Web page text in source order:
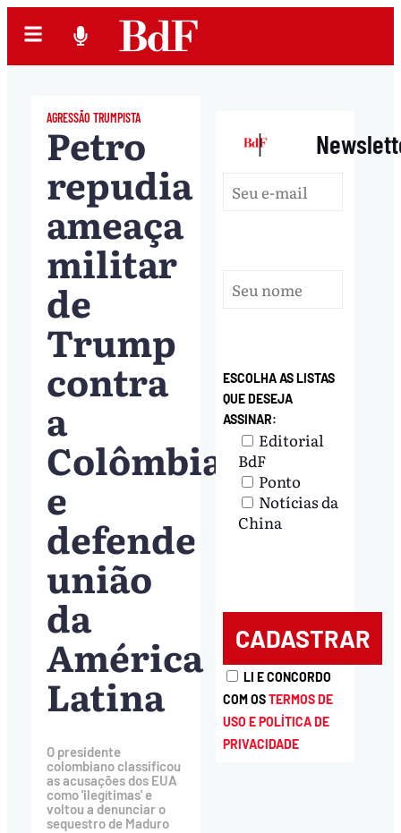
AGRESSÃO TRUMPISTA
Petro
repudia
ameaça
militar
de
Trump
contra
a
Colômbia
e
defende
união
da
América
Latina
O presidente
colombiano classificou
as acusações dos EUA
como 'ilegítimas' e
voltou a denunciar o
sequestro de Maduro
|
ESCOLHA AS LISTAS
QUE DESEJA
ASSINAR:
Editorial
BdF
Ponto
Notícias da
China
LI E CONCORDO
COM OSTERMOS DE
USO E POLÍTICA DE
PRIVACIDADE